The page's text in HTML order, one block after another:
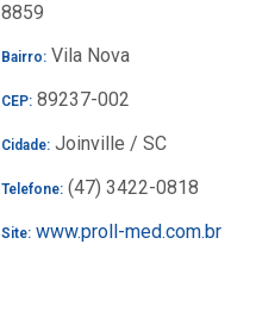
8859
Bairro: Vila Nova
CEP: 89237-002
Cidade: Joinville / SC
Telefone: (47) 3422-0818
Site: www.proll-med.com.br